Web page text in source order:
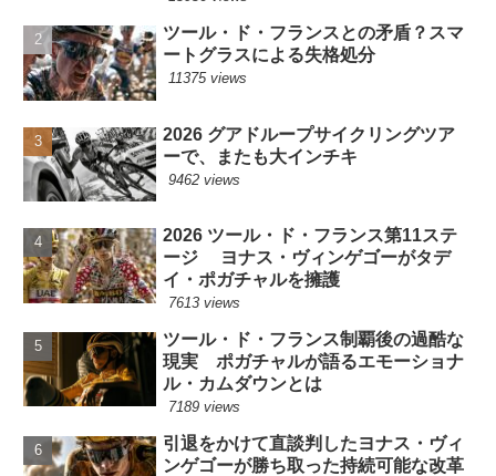
ツール・ド・フランスとの矛盾？スマ
ートグラスによる失格処分
11375 views
2026 グアドループサイクリングツア
ーで、またも大インチキ
9462 views
2026 ツール・ド・フランス第11ステ
ージ ヨナス・ヴィンゲゴーがタデ
イ・ポガチャルを擁護
7613 views
ツール・ド・フランス制覇後の過酷な
現実 ポガチャルが語るエモーショナ
ル・カムダウンとは
7189 views
引退をかけて直談判したヨナス・ヴィ
ンゲゴーが勝ち取った持続可能な改革